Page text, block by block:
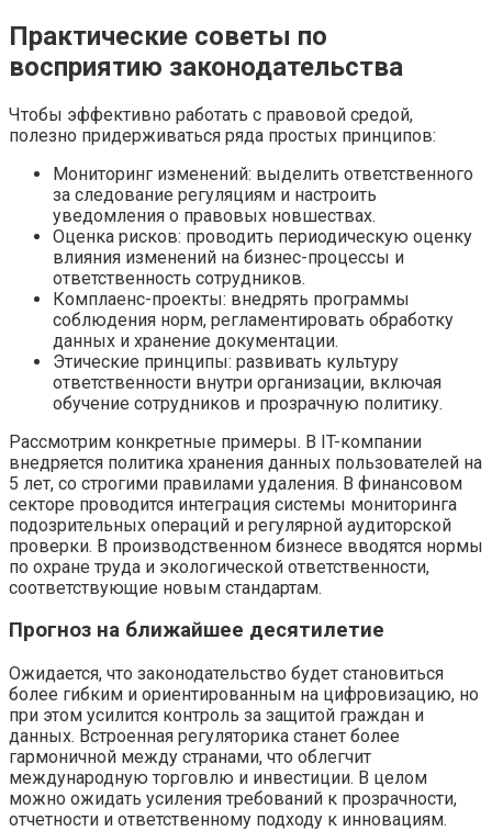
Практические советы по
восприятию законодательства
Чтобы эффективно работать с правовой средой,
полезно придерживаться ряда простых принципов:
Мониторинг изменений: выделить ответственного
за следование регуляциям и настроить
уведомления о правовых новшествах.
Оценка рисков: проводить периодическую оценку
влияния изменений на бизнес-процессы и
ответственность сотрудников.
Комплаенс-проекты: внедрять программы
соблюдения норм, регламентировать обработку
данных и хранение документации.
Этические принципы: развивать культуру
ответственности внутри организации, включая
обучение сотрудников и прозрачную политику.
Рассмотрим конкретные примеры. В IT-компании
внедряется политика хранения данных пользователей на
5 лет, со строгими правилами удаления. В финансовом
секторе проводится интеграция системы мониторинга
подозрительных операций и регулярной аудиторской
проверки. В производственном бизнесе вводятся нормы
по охране труда и экологической ответственности,
соответствующие новым стандартам.
Прогноз на ближайшее десятилетие
Ожидается, что законодательство будет становиться
более гибким и ориентированным на цифровизацию, но
при этом усилится контроль за защитой граждан и
данных. Встроенная регуляторика станет более
гармоничной между странами, что облегчит
международную торговлю и инвестиции. В целом
можно ожидать усиления требований к прозрачности,
отчетности и ответственному подходу к инновациям.